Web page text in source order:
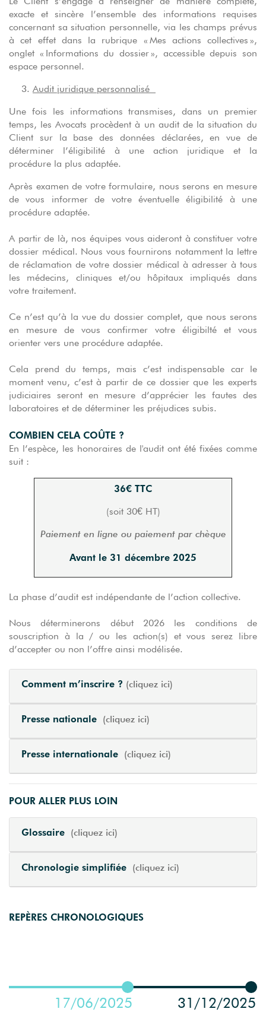
exacte et sincère l’ensemble des informations requises
concernant sa situation personnelle, via les champs prévus
à cet effet dans la rubrique « Mes actions collectives »,
onglet « Informations du dossier », accessible depuis son
espace personnel.
Audit juridique personnalisé
Une fois les informations transmises, dans un premier
temps, les Avocats procèdent à un audit de la situation du
Client sur la base des données déclarées, en vue de
déterminer l’éligibilité à une action juridique et la
procédure la plus adaptée.
Après examen de votre formulaire, nous serons en mesure
de vous informer de votre éventuelle éligibilité à une
procédure adaptée.
A partir de là, nos équipes vous aideront à constituer votre
dossier médical. Nous vous fournirons notamment la lettre
de réclamation de votre dossier médical à adresser à tous
les médecins, cliniques et/ou hôpitaux impliqués dans
votre traitement.
Ce n’est qu’à la vue du dossier complet, que nous serons
en mesure de vous confirmer votre éligibilté et vous
orienter vers une procédure adaptée.
Cela prend du temps, mais c’est indispensable car le
moment venu, c’est à partir de ce dossier que les experts
judiciaires seront en mesure d’apprécier les fautes des
laboratoires et de déterminer les préjudices subis.
COMBIEN CELA COÛTE ?
En l’espèce, les honoraires de l'audit ont été fixées comme
suit :
36€ TTC
(soit 30€ HT)
Paiement en ligne ou paiement par chèque
Avant le 31 décembre 2025
La phase d’audit est indépendante de l’action collective.
Nous déterminerons début 2026 les conditions de
souscription à la / ou les action(s) et vous serez libre
d’accepter ou non l’offre ainsi modélisée.
Comment m’inscrire ? (cliquez ici)
Presse nationale (cliquez ici)
Presse internationale (cliquez ici)
POUR ALLER PLUS LOIN
Glossaire (cliquez ici)
Chronologie simplifiée (cliquez ici)
REPÈRES CHRONOLOGIQUES
17/06/2025 31/12/2025